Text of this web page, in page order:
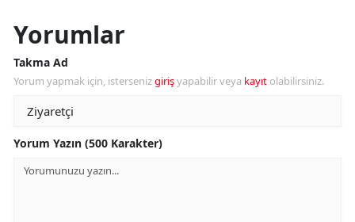
Yorumlar
Takma Ad
Yorum yapmak için, istersenizgirişyapabilir veya kayıt olabilirsiniz.
Yorum Yazın (500 Karakter)